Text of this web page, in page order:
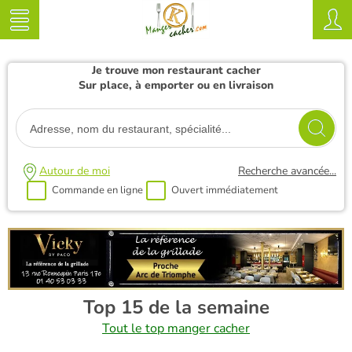
Je trouve mon restaurant cacher
Sur place, à emporter ou en livraison
Autour de moi
Commande en ligne Ouvert immédiatement
Recherche avancée...
Top 15 de la semaine
Tout le top manger cacher